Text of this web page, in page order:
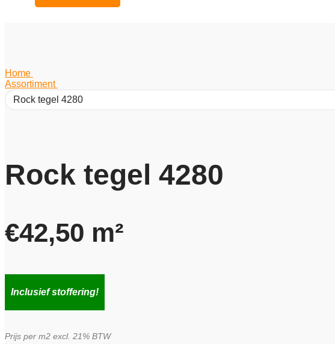
Home
Assortiment
Rock tegel 4280
Rock tegel 4280
€42,50 m²
Inclusief stoffering!
Prijs per m2 excl. 21% BTW